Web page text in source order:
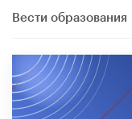
Вести образования